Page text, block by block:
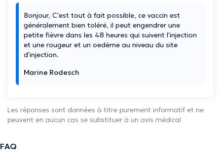
Bonjour, C'est tout à fait possible, ce vaccin est
généralement bien toléré, il peut engendrer une
petite fièvre dans les 48 heures qui suivent l'injection
et une rougeur et un oedème au niveau du site
d'injection.
Marine Rodesch
Les réponses sont données à titre purement informatif et ne
peuvent en aucun cas se substituer à un avis médical
FAQ